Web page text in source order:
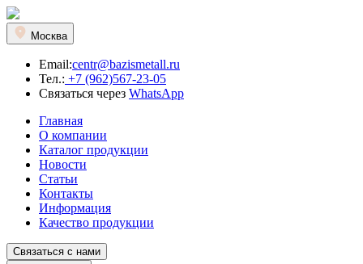
Москва
Email:centr@bazismetall.ru
Тел.: +7 (962)567-23-05
Связаться через WhatsApp
Главная
О компании
Каталог продукции
Новости
Статьи
Контакты
Информация
Качество продукции
Связаться с нами